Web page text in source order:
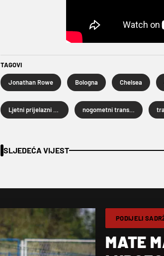
TAGOVI
Jonathan Rowe Bologna Chelsea
Ljetni prijelazni rok 2026. nogometni transferi
SLJEDEĆA VIJEST
PODIJELI
MATE